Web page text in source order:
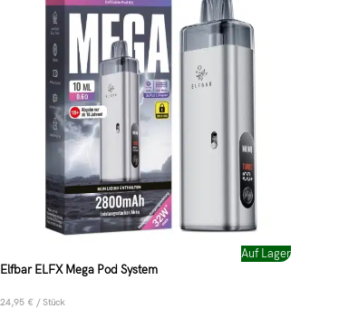
Auf Lager
Elfbar ELFX Mega Pod System
24,95 € /Stück